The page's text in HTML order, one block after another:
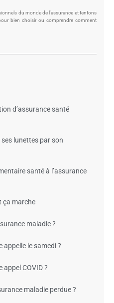
du monde de l'assurance et tentons
bien choisir ou comprendre comment
d’assurance santé
lunettes par son
santé à l’assurance
ça marche
maladie ?
appelle le samedi ?
appel COVID ?
maladie perdue ?